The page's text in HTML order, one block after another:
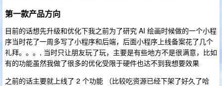
第一款产品方向
目前的话想先升级和优化下我之前为了研究 AI 绘画时候做的一个小程
序当时花了一周多写了小程序和后端，后面小程序上线备案花了几个
礼拜。。。, 当时只让朋友玩了玩，主要是有些地方不是很满意，比如
有的功能虽然我做了很多的优化受限于硬件也达不到我想要效果
之前的话主要就上线了 2 个功能 （比较吃资源已经下架了好久了哈